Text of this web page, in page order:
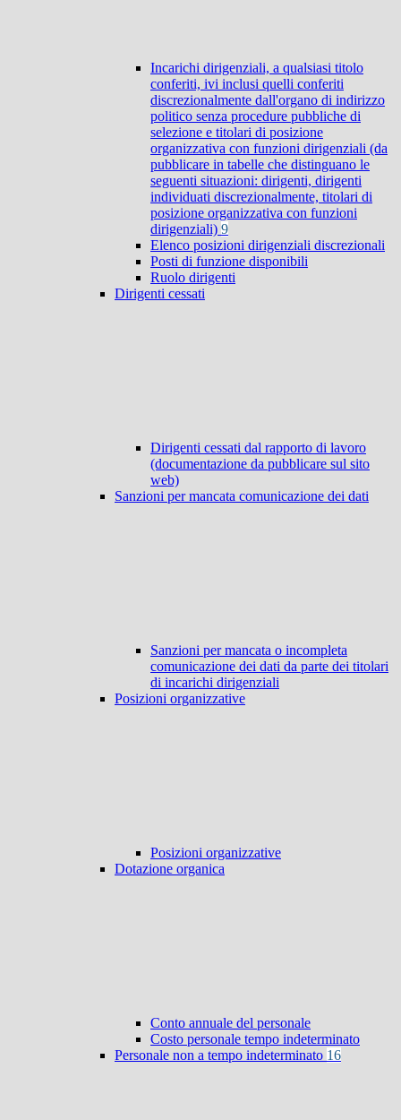
Incarichi dirigenziali, a qualsiasi titolo
conferiti, ivi inclusi quelli conferiti
discrezionalmente dall'organo di indirizzo
politico senza procedure pubbliche di
selezione e titolari di posizione
organizzativa con funzioni dirigenziali (da
pubblicare in tabelle che distinguano le
seguenti situazioni: dirigenti, dirigenti
individuati discrezionalmente, titolari di
posizione organizzativa con funzioni
dirigenziali) 9
Elenco posizioni dirigenziali discrezionali
Posti di funzione disponibili
Ruolo dirigenti
Dirigenti cessati
Dirigenti cessati dal rapporto di lavoro
(documentazione da pubblicare sul sito
web)
Sanzioni per mancata comunicazione dei dati
Sanzioni per mancata o incompleta
comunicazione dei dati da parte dei titolari
di incarichi dirigenziali
Posizioni organizzative
Posizioni organizzative
Dotazione organica
Conto annuale del personale
Costo personale tempo indeterminato
Personale non a tempo indeterminato 16